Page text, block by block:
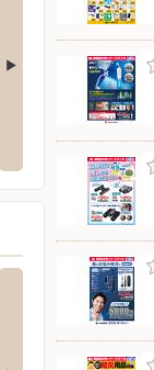
新田2386